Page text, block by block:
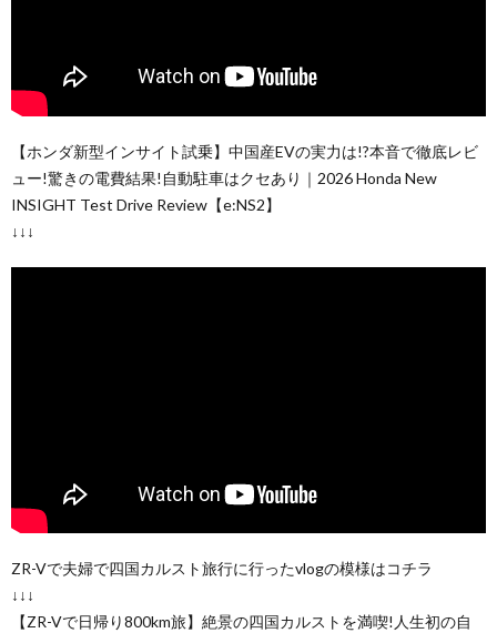
【ホンダ新型インサイト試乗】中国産EVの実力は!?本音で徹底レビ
ュー!驚きの電費結果!自動駐車はクセあり｜2026 Honda New
INSIGHT Test Drive Review【e:NS2】
↓↓↓
ZR-Vで夫婦で四国カルスト旅行に行ったvlogの模様はコチラ
↓↓↓
【ZR-Vで日帰り800km旅】絶景の四国カルストを満喫!人生初の自